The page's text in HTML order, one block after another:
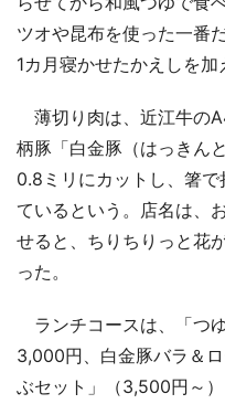
ツオや昆布を使った一番
1カ月寝かせたかえしを加
薄切り肉は、近江牛の
柄豚「白金豚（はっきん
0.8ミリにカットし、箸
ているという。店名は、
せると、ちりちりっと花
った。
ランチコースは、「つ
3,000円、白金豚バラ＆
ぶセット」（3,500円～